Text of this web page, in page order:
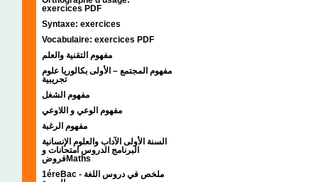
exercices PDF
Syntaxe: exercices
Vocabulaire: exercices PDF
مفهوم التقنية والعلم
مفهوم المجتمع – الأولى بكالوريا علوم
تجريبية
مفهوم الشغل
مفهوم الوعي و اللاوعي
مفهوم الرغبة
السنة الأولى الآداب والعلوم الإنسانية
البرنامج الدروس امتحانات و
فروضMaths
1éreBac - ملخص في دروس اللغة